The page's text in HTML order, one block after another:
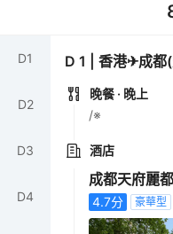
D1
D2
D3
D4
D1 |香港✈成都
晚餐 · 晚上
/※
酒店
成都天府麗
4.7分 豪華型